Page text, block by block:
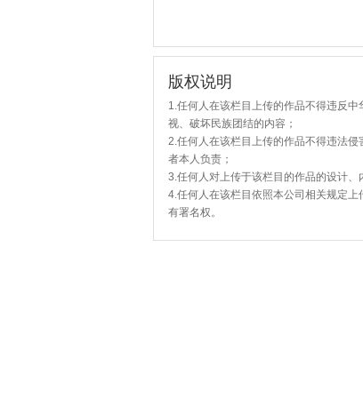
版权说明
1.任何人在该栏目上传的作品不得违反
视、破坏民族团结的内容；
2.任何人在该栏目上传的作品不得违法
者本人负责；
3.任何人对上传于该栏目的作品的设计、
4.任何人在该栏目依照本公司相关规定
有署名权。